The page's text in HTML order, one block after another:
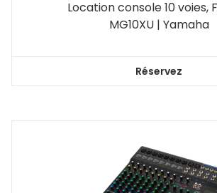
Location console 10 voies,
MG10XU | Yamaha
Réservez